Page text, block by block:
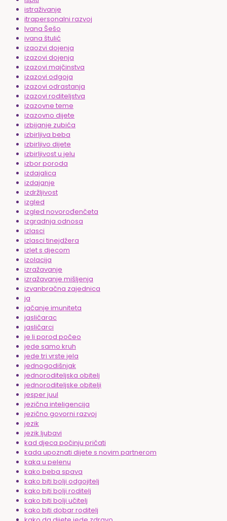
istraživanje
itrapersonalni razvoj
Ivana Šešo
ivana štulić
izaozvi dojenja
izazovi dojenja
izazovi majčinstva
izazovi odgoja
izazovi odrastanja
izazovi roditeljstva
izazovne teme
izazovno dijete
izbijanje zubića
izbirljiva beba
izbirljivo dijete
izbirljivost u jelu
izbor poroda
izdajalica
izdajanje
izdržljivost
izgled
izgled novorođenčeta
izgradnja odnosa
izlasci
izlasci tinejdžera
izlet s djecom
izolacija
izražavanje
izražavanje mišljenja
izvanbračna zajednica
ja
jačanje imuniteta
jasličarac
jasličarci
je li porod počeo
jede samo kruh
jede tri vrste jela
jednogodišnjak
jednoroditeljska obitelj
jednoroditeljske obitelji
jesper juul
jezična inteligencija
jezično govorni razvoj
jezik
jezik ljubavi
kad djeca počinju pričati
kada upoznati dijete s novim partnerom
kaka u pelenu
kako beba spava
kako biti bolji odgojitelj
kako biti bolji roditelj
kako biti bolji učitelj
kako biti dobar roditelj